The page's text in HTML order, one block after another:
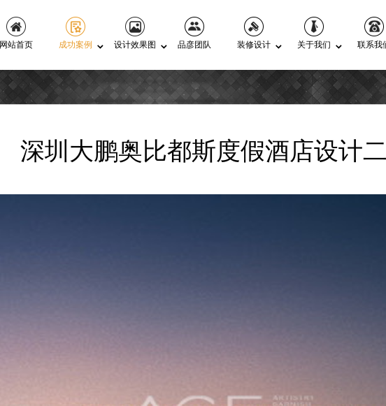
网站首页
成功案例 设计效果图 品彦团队 装修设计 关于我们 联系我
深圳大鹏奥比都斯度假酒店设计